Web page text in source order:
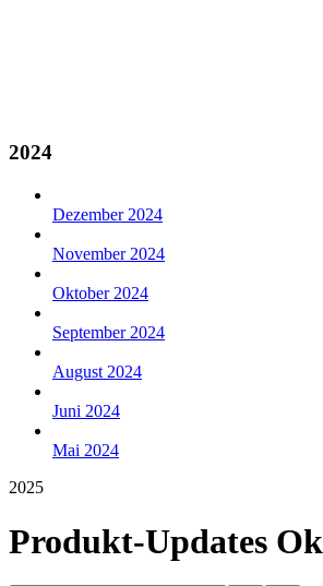
2024
Dezember 2024
November 2024
Oktober 2024
September 2024
August 2024
Juni 2024
Mai 2024
2025
Produkt-Updates